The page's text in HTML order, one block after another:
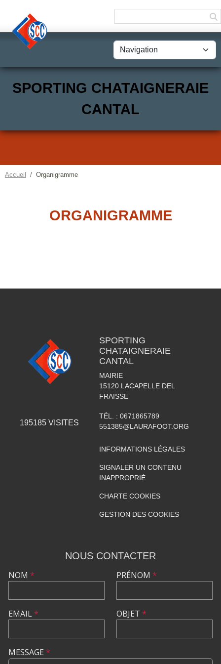
SPORTING CHATAIGNERAIE
CANTAL
Accueil Organigramme
ORGANIGRAMME
195185 VISITES
SPORTING
CHATAIGNERAIE
CANTAL
MAIRIE
15120 LACAPELLE DEL
FRAISSE
TÉL. : 0671865789
551385@LAURAFOOT.ORG
INFORMATIONS LÉGALES
SIGNALER UN CONTENU
INAPPROPRIÉ
CHARTE COOKIES
GESTION DES COOKIES
NOUS CONTACTER
NOM *
EMAIL*
PRÉNOM *
OBJET *
MESSAGE *